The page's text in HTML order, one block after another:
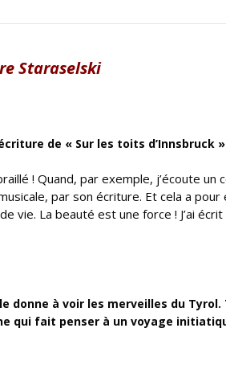
Staraselski
de « Sur les toits d’Innsbruck »
! Quand, par exemple, j’écoute un
par son écriture. Et cela a pour
vie. La beauté est une force ! J’ai
donne à voir les merveilles du
qui fait penser à un voyage